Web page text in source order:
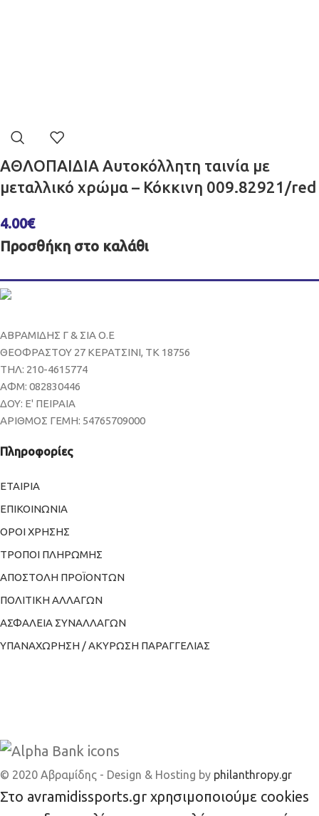
ΑΘΛΟΠΑΙΔΙΑ Αυτοκόλλητη ταινία με
μεταλλικό χρώμα – Κόκκινη 009.82921/red
4.00€
Προσθήκη στο καλάθι
ΑΒΡΑΜΙΔΗΣ Γ & ΣΙΑ Ο.Ε
ΘΕΟΦΡΑΣΤΟΥ 27 ΚΕΡΑΤΣΙΝΙ, ΤΚ 18756
ΤΗΛ: 210-4615774
ΑΦΜ: 082830446
ΔΟΥ: Ε' ΠΕΙΡΑΙΑ
ΑΡΙΘΜΟΣ ΓΕΜΗ: 54765709000
Πληροφορίες
ΕΤΑΙΡΙΑ
ΕΠΙΚΟΙΝΩΝΙΑ
ΟΡΟΙ ΧΡΗΣΗΣ
ΤΡΟΠΟΙ ΠΛΗΡΩΜΗΣ
ΑΠΟΣΤΟΛΗ ΠΡΟΪΟΝΤΩΝ
ΠΟΛΙΤΙΚΗ ΑΛΛΑΓΩΝ
ΑΣΦΑΛΕΙΑ ΣΥΝΑΛΛΑΓΩΝ
ΥΠΑΝΑΧΩΡΗΣΗ / ΑΚΥΡΩΣΗ ΠΑΡΑΓΓΕΛΙΑΣ
© 2020 Αβραμίδης - Design & Hosting by philanthropy.gr
Στο avramidissports.gr χρησιμοποιούμε cookies